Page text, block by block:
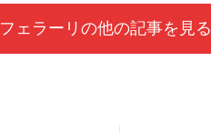
フェラーリの他の記事を見る